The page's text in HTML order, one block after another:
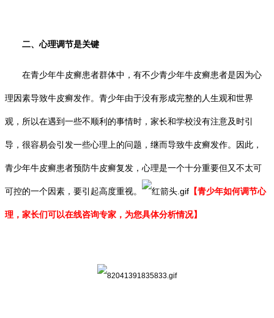
二、心理调节是关键
在青少年牛皮癣患者群体中，有不少青少年牛皮癣患者是因为心
理因素导致牛皮癣发作。青少年由于没有形成完整的人生观和世界
观，所以在遇到一些不顺利的事情时，家长和学校没有注意及时引
导，很容易会引发一些心理上的问题，继而导致牛皮癣发作。因此，
青少年牛皮癣患者预防牛皮癣复发，心理是一个十分重要但又不太可
可控的一个因素，要引起高度重视。 【青少年如何调节心
理，家长们可以在线咨询专家，为您具体分析情况】